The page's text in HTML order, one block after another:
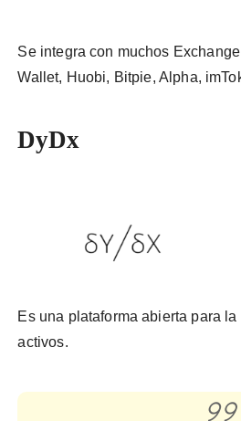
Se integra con muchos
Wallet, Huobi, Bitpie, Alpha,
DyDx
Es una plataforma abierta para
activos.